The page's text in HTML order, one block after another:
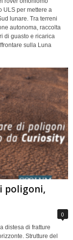
ULS per mettere a
lunare. Tra terreni
autonoma, raccolta
di guasto e ricarica
sulla Luna
poligoni,
0
distesa di fratture
Strutture del